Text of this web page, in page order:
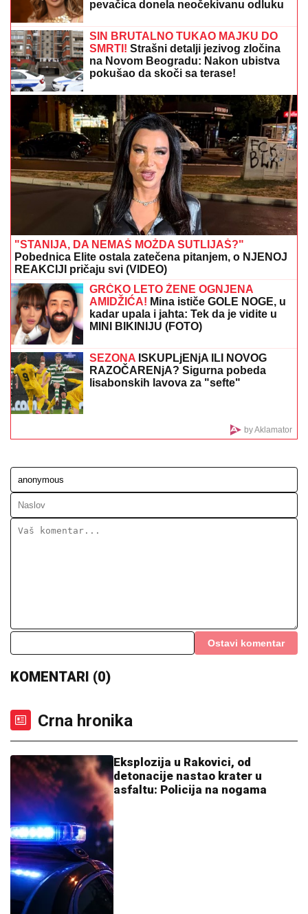
Atomska bomba sa TV Prva! Srbe budi zakopčana do
grla - Kad se skine, oblinama tera u crveno
TEA TAIROVIĆ SA MUŽEM DOŽIVELA
SAOBRAĆAJKU
Ovo su detalji drame u Crnoj Gori
Prvo oglašavanje Tee Tairović nakon
SAOBRAĆAJKE u Crnoj Gori: AUTO
UNIŠTEN, a evo u kakvom je stanju
pevačica (FOTO)
"OLOŠI JEDNI, MONSTRUMI"Aneli udarila na
Mustafu i Mevlidu, on se uključio u program uživo -
usledio skandal, evo šta joj je poručio Asminov otac
Slavlje u domu Dragana Stankovića 4 dana nakon što
je VERIO DEVOJKU Čestitke se nižu: "Biću tvoj
DRAMA U CRNOJ GORI!
sa suprugom DOŽIVELA UDES, auto
skroz UNIŠTEN: Nakon nesreće
SIN BRUTALNO TUKAO MAJKU DO
SMRTI!Strašni detalji jezivog zločina
na Novom Beogradu: Nakon ubistva
pokušao da skoči sa terase!